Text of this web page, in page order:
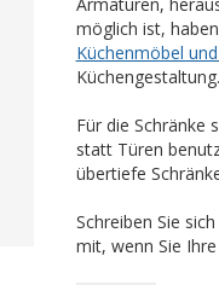
möglich ist,
Küchenmöbel
Küchengestaltung.
Für die Schränke
statt Türen
übertiefe
Schreiben Sie
mit, wenn Sie